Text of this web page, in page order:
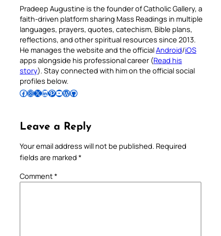
Pradeep Augustine is the founder of Catholic Gallery, a
faith-driven platform sharing Mass Readings in multiple
languages, prayers, quotes, catechism, Bible plans,
reflections, and other spiritual resources since 2013.
He manages the website and the officialAndroid/iOS
apps alongside his professional career (Read his
story). Stay connected with him on the official social
profiles below.
Follow Pradeep on Facebook Follow Pradeep on InstagramFollow Pradeep on X Follow Pradeep on LinkedIn Follow Pradeep on Pinterest Subscribe to Pradeep’s Youtube Channel Follow Pradeep on WordPress Follow Pradeep on GitHub
Leave a Reply
Your email address will not be published. Required
fields are marked *
Comment*